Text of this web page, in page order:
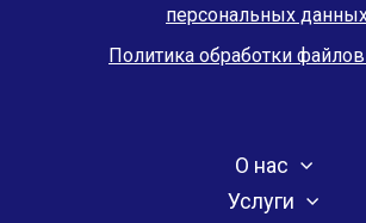
персональных
Политика обработки
О нас
Услуги